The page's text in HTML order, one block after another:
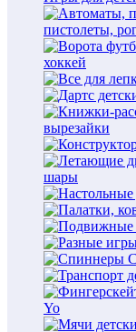
пистолеты,
хоккей
вырезайки
шары
Yo